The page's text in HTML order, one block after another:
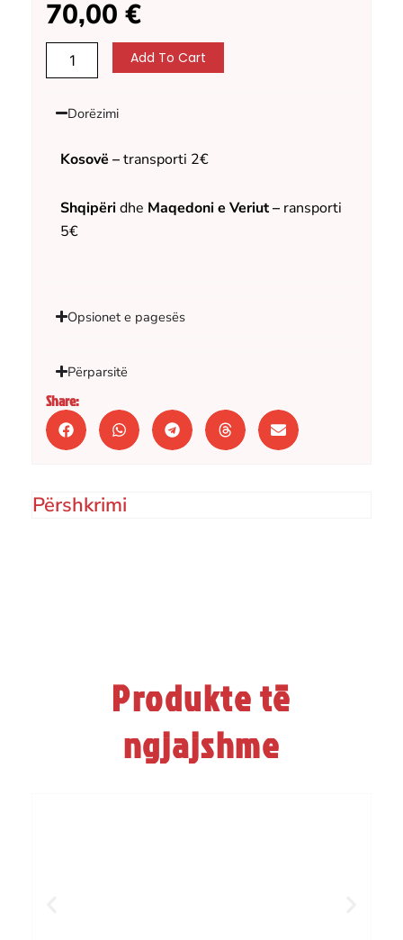
70,00 €
për
Add To Cart
Dorëzimi
Kosovë –transporti 2€
Shqipëridhe Maqedoni e Veriut – ransporti
5€
Opsionet e pagesës
Përparsitë
Share:
Përshkrimi
Produkte të
ngjajshme